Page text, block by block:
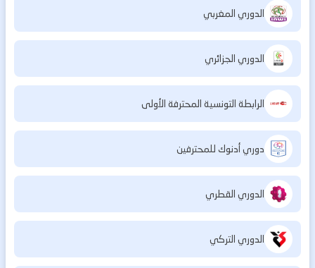
الدوري المغربي
الدوري الجزائري
الرابطة التونسية المحترفة الأولى
دوري أدنوك للمحترفين
الدوري القطري
الدوري التركي